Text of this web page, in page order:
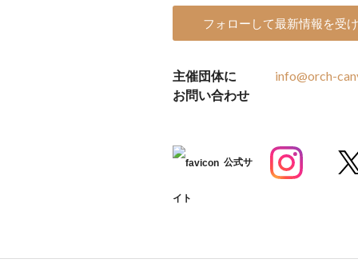
フォローして最新情報を受
主催団体に
お問い合わせ
info@orch-
公式サ
イト